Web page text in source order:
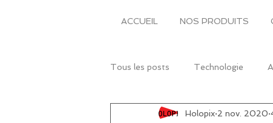
ACCUEIL NOS PRODUITS
Tous les posts Technologie
Holopix 2 nov. 2020